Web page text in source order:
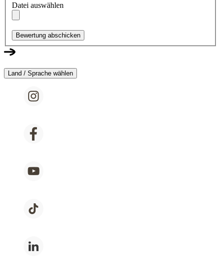
Datei auswählen
Bewertung abschicken
Land / Sprache wählen